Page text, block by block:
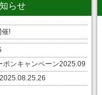
らせ
催!
ポンキャンペーン2025.09